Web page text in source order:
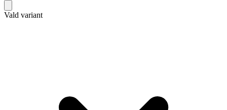
Vald variant